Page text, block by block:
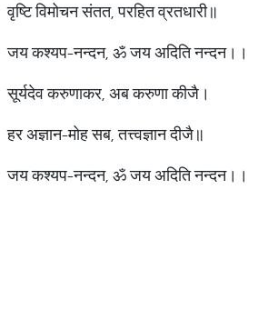
वृष्टि विमोचन संतत, परहित व्रतधारी॥
जय कश्यप-नन्दन, ॐ जय अदिति नन्दन।।
सूर्यदेव करुणाकर, अब करुणा कीजै।
हर अज्ञान-मोह सब, तत्त्वज्ञान दीजै॥
जय कश्यप-नन्दन, ॐ जय अदिति नन्दन।।